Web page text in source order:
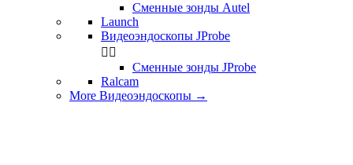
Сменные зонды Autel
Launch
Видеоэндоскопы JProbe
 
Сменные зонды JProbe
Ralcam
More Видеоэндоскопы →